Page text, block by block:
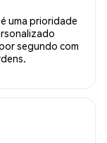
uma prioridade
segundo com